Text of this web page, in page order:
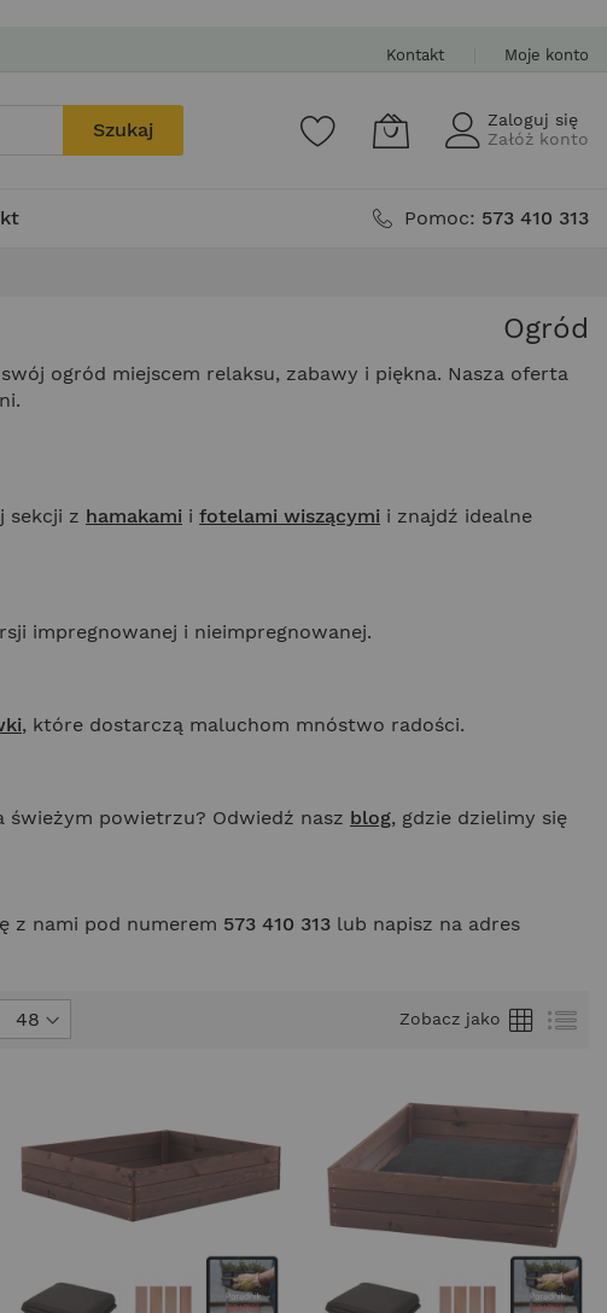
Kontakt Moje konto
Szukaj
Zaloguj się
Załóż konto
Pomoc: 573 410 313
Ogród
ogród miejscem relaksu, zabawy i piękna. Nasza oferta
sekcji z hamakami i fotelami wiszącymi i znajdź idealne
impregnowanej i nieimpregnowanej.
, które dostarczą maluchom mnóstwo radości.
świeżym powietrzu? Odwiedź nasz blog, gdzie dzielimy się
z nami pod numerem 573 410 313 lub napisz na adres
Zobacz jako Siatka